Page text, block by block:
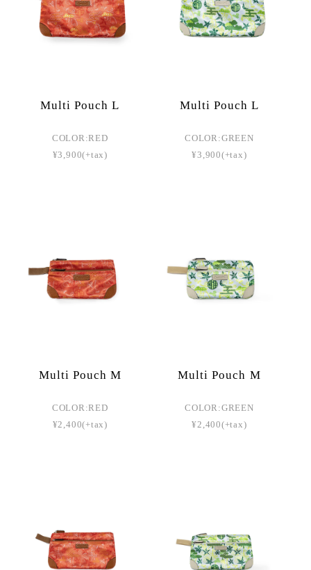
Multi Pouch L
COLOR:RED
¥3,900(+tax)
Multi Pouch L
COLOR:GREEN
¥3,900(+tax)
Multi Pouch M
COLOR:RED
¥2,400(+tax)
Multi Pouch M
COLOR:GREEN
¥2,400(+tax)